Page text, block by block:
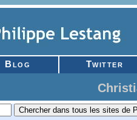
Blog Twitter